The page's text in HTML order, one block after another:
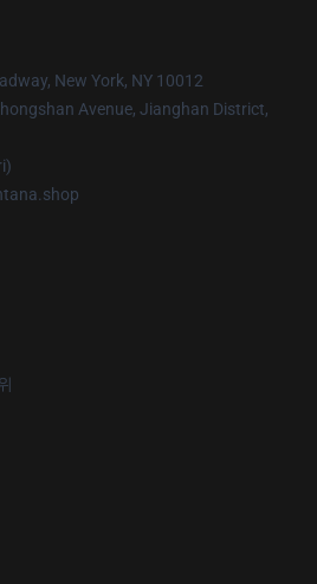
New York, NY 10012
Avenue, Jianghan District,